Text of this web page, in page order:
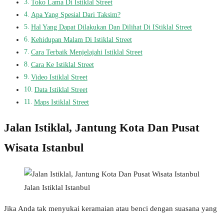
Toko Lama Di Istiklal Street
Apa Yang Spesial Dari Taksim?
Hal Yang Dapat Dilakukan Dan Dilihat Di IStiklal Street
Kehidupan Malam Di Istiklal Street
Cara Terbaik Menjelajahi Istiklal Street
Cara Ke Istiklal Street
Video Istiklal Street
Data Istiklal Street
Maps Istiklal Street
Jalan Istiklal, Jantung Kota Dan Pusat
Wisata Istanbul
Jalan Istiklal Istanbul
Jika Anda tak menyukai keramaian atau benci dengan suasana yang